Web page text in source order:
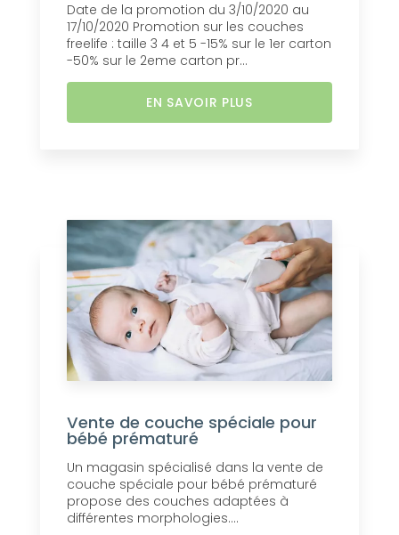
Date de la promotion du 3/10/2020 au
17/10/2020 Promotion sur les couches
freelife : taille 3 4 et 5 -15% sur le 1er carton
-50% sur le 2eme carton pr...
EN SAVOIR PLUS
Vente de couche spéciale pour
bébé prématuré
Un magasin spécialisé dans la vente de
couche spéciale pour bébé prématuré
propose des couches adaptées à
différentes morphologies....